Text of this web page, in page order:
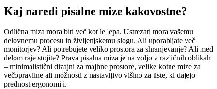
Kaj naredi pisalne mize kakovostne?
Odlična miza mora biti več kot le lepa. Ustrezati mora vašemu
delovnemu procesu in življenjskemu slogu. Ali uporabljate več
monitorjev? Ali potrebujete veliko prostora za shranjevanje? Ali med
delom raje stojite? Prava pisalna miza je na voljo v različnih oblikah
– minimalistični dizajni za majhne prostore, velike kotne mize za
večopravilne ali možnosti z nastavljivo višino za tiste, ki dajejo
prednost ergonomiji.